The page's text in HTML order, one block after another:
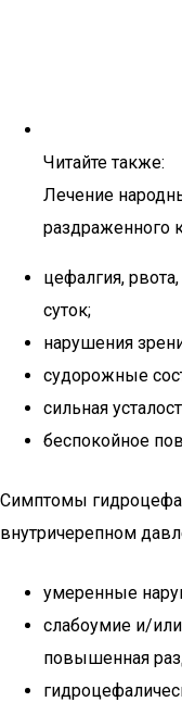
Читайте также:
Лечение
раздраженного
цефалгия,
суток;
нарушения
судорожные
сильная
беспокойное
Симптомы
внутричерепном
умеренные
слабоумие и/
повышенная